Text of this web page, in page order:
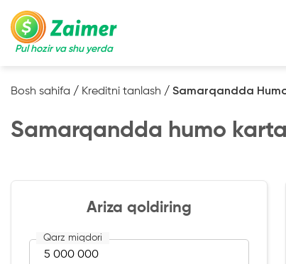
Pul hozir va shu yerda
Bosh sahifa / Kreditni tanlash / Samarqandda
Samarqandda humo
Ariza qoldiring
Qarz miqdori